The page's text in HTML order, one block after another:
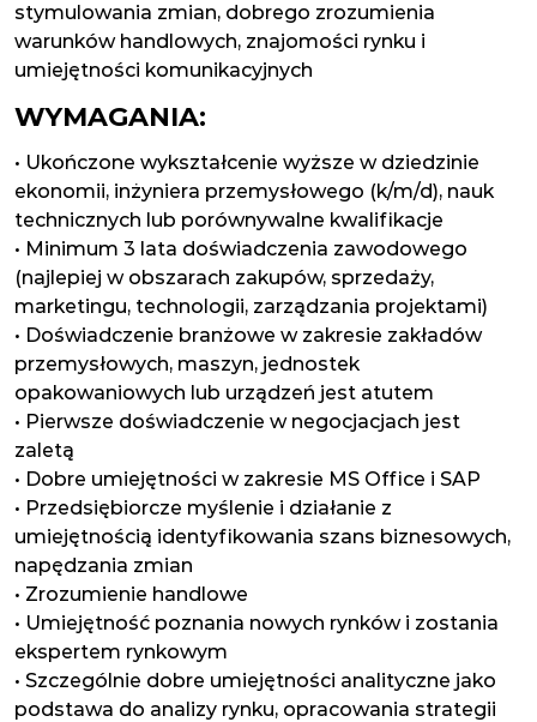
stymulowania zmian, dobrego zrozumienia
warunków handlowych, znajomości rynku i
umiejętności komunikacyjnych
WYMAGANIA:
• Ukończone wykształcenie wyższe w dziedzinie
ekonomii, inżyniera przemysłowego (k/m/d), nauk
technicznych lub porównywalne kwalifikacje
• Minimum 3 lata doświadczenia zawodowego
(najlepiej w obszarach zakupów, sprzedaży,
marketingu, technologii, zarządzania projektami)
• Doświadczenie branżowe w zakresie zakładów
przemysłowych, maszyn, jednostek
opakowaniowych lub urządzeń jest atutem
• Pierwsze doświadczenie w negocjacjach jest
zaletą
• Dobre umiejętności w zakresie MS Office i SAP
• Przedsiębiorcze myślenie i działanie z
umiejętnością identyfikowania szans biznesowych,
napędzania zmian
• Zrozumienie handlowe
• Umiejętność poznania nowych rynków i zostania
ekspertem rynkowym
• Szczególnie dobre umiejętności analityczne jako
podstawa do analizy rynku, opracowania strategii